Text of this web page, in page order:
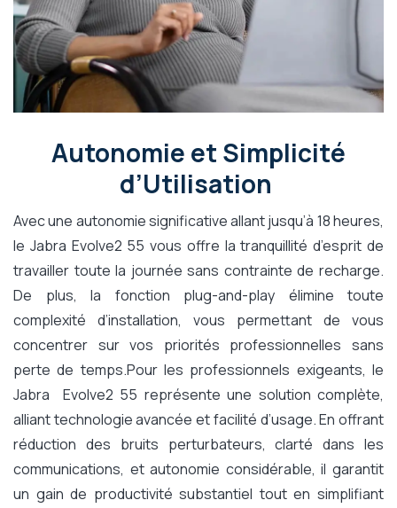
Autonomie et Simplicité
d’Utilisation
Avec une autonomie significative allant jusqu’à 18 heures,
le Jabra Evolve2 55 vous offre la tranquillité d’esprit de
travailler toute la journée sans contrainte de recharge.
De plus, la fonction plug-and-play élimine toute
complexité d’installation, vous permettant de vous
concentrer sur vos priorités professionnelles sans
perte de temps.Pour les professionnels exigeants, le
Jabra Evolve2 55 représente une solution complète,
alliant technologie avancée et facilité d’usage. En offrant
réduction des bruits perturbateurs, clarté dans les
communications, et autonomie considérable, il garantit
un gain de productivité substantiel tout en simplifiant